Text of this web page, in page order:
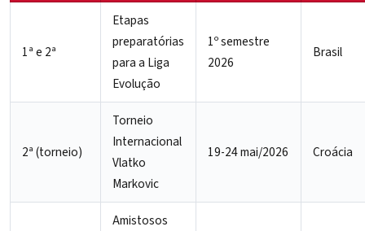
1ª e 2ª
Etapas
preparatórias
para a Liga
Evolução
1º semestre
2026
Brasil
2ª (torneio)
Torneio
Internacional
Vlatko
Markovic
19-24 mai/2026 Croácia
Amistosos